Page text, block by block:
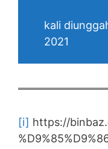
kali
2021
[i] https://